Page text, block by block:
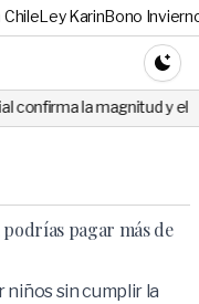
Ley KarinBono
y el origen del
podrías pagar más de
sin cumplir la